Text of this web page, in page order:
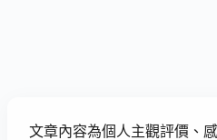
文章內容為個人主觀評價、